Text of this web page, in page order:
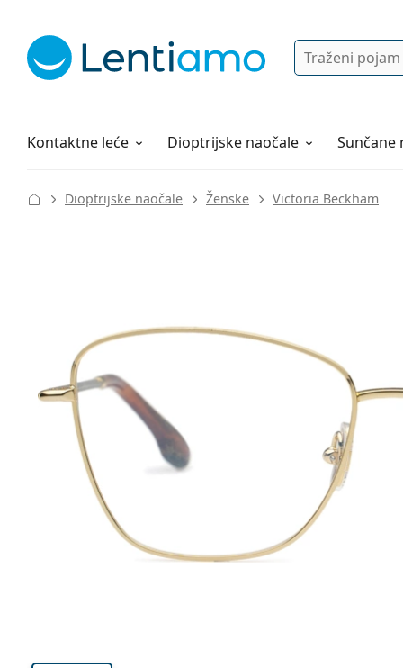
Pretraga
Kontaktne leće
Otopine za leće Dioptrijske naočale Sunčane
Sve o kupovini
Dioptrijske naočale Ženske Victoria Beckham
45 mm
Visina leće Širina leće